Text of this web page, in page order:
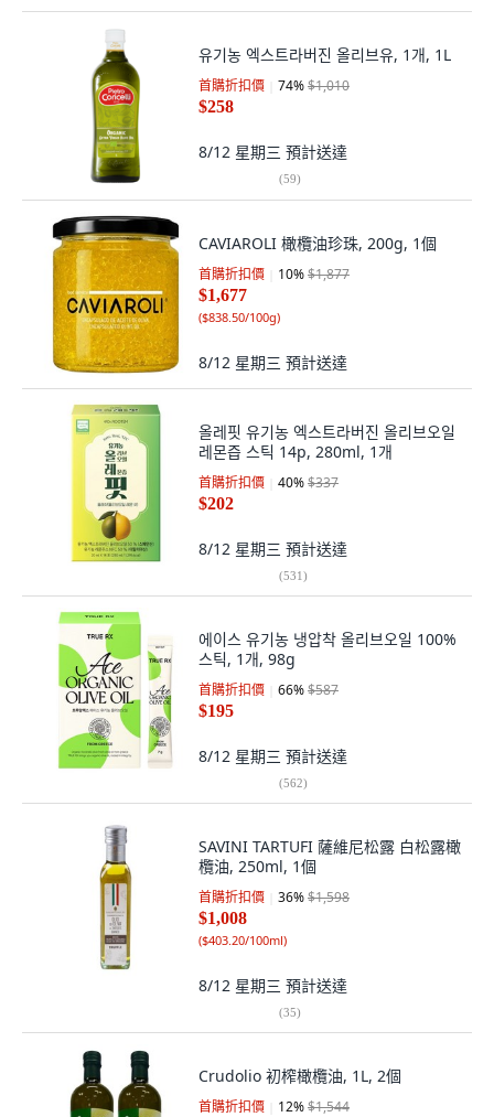
유기농 엑스트라버진 올리브유, 1개, 1L
首購折扣價 74%$1,010
$258
8/12 星期三 預計送達
(59)
CAVIAROLI 橄欖油珍珠, 200g, 1個
首購折扣價 10%$1,877
$1,677
($838.50/100g)
8/12 星期三 預計送達
올레핏 유기농 엑스트라버진 올리브오일
레몬즙 스틱 14p, 280ml, 1개
首購折扣價 40%$337
$202
8/12 星期三 預計送達
(531)
에이스 유기농 냉압착 올리브오일 100%
스틱, 1개, 98g
首購折扣價 66%$587
$195
8/12 星期三 預計送達
(562)
SAVINI TARTUFI 薩維尼松露 白松露橄
欖油, 250ml, 1個
首購折扣價 36%$1,598
$1,008
($403.20/100ml)
8/12 星期三 預計送達
(35)
Crudolio 初榨橄欖油, 1L, 2個
首購折扣價 12%$1,544